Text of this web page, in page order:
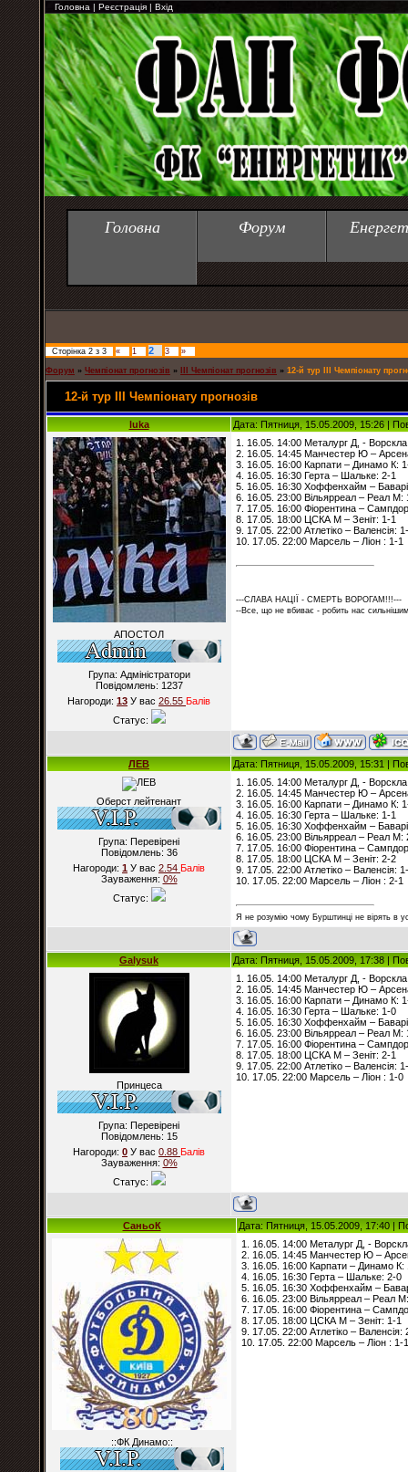
Головна | Реєстрація | Вхід
Головна Форум
Сторінка 2 з 3 « 1 2 3 »
Форум » Чемпіонат прогнозів » ІІІ Чемпіонат прогнозів » 12-й тур ІІІ Чемпіонату
12-й тур ІІІ Чемпіонату прогнозів
luka Дата: Пятниця, 15.05.2009, 15:26 |
АПОСТОЛ
Група: Адміністратори
Повідомлень: 1237
Нагороди: 13 У вас 26.55 Балiв
Статус:
1. 16.05. 14:00 Металург Д, -
2. 16.05. 14:45 Манчестер Ю –
3. 16.05. 16:00 Карпати – Динамо К:
4. 16.05. 16:30 Герта – Шальке: 2-1
5. 16.05. 16:30 Хоффенхайм –
6. 16.05. 23:00 Вільярреал – Реал М:
7. 17.05. 16:00 Фіорентина –
8. 17.05. 18:00 ЦСКА М – Зеніт: 1-1
9. 17.05. 22:00 Атлетіко – Валенсія:
10. 17.05. 22:00 Марсель – Ліон : 1-1
---СЛАВА НАЦІЇ - СМЕРТЬ ВОРОГАМ!!!---
--Все, що не вбиває - робить нас
ЛЕВ Дата: Пятниця, 15.05.2009, 15:31 |
Оберст лейтенант
Група: Перевірені
Повідомлень: 36
Нагороди: 1 У вас 2.54 Балiв
Зауваження: 0%
Статус:
1. 16.05. 14:00 Металург Д, -
2. 16.05. 14:45 Манчестер Ю –
3. 16.05. 16:00 Карпати – Динамо К:
4. 16.05. 16:30 Герта – Шальке: 1-1
5. 16.05. 16:30 Хоффенхайм –
6. 16.05. 23:00 Вільярреал – Реал М:
7. 17.05. 16:00 Фіорентина –
8. 17.05. 18:00 ЦСКА М – Зеніт: 2-2
9. 17.05. 22:00 Атлетіко – Валенсія:
10. 17.05. 22:00 Марсель – Ліон : 2-1
Я не розумію чому Бурштинці не вірять в
Galysuk Дата: Пятниця, 15.05.2009, 17:38 |
Принцеса
Група: Перевірені
Повідомлень: 15
Нагороди: 0 У вас 0.88 Балiв
Зауваження: 0%
Статус:
1. 16.05. 14:00 Металург Д, -
2. 16.05. 14:45 Манчестер Ю –
3. 16.05. 16:00 Карпати – Динамо К:
4. 16.05. 16:30 Герта – Шальке: 1-0
5. 16.05. 16:30 Хоффенхайм –
6. 16.05. 23:00 Вільярреал – Реал М:
7. 17.05. 16:00 Фіорентина –
8. 17.05. 18:00 ЦСКА М – Зеніт: 2-1
9. 17.05. 22:00 Атлетіко – Валенсія:
10. 17.05. 22:00 Марсель – Ліон : 1-0
СаньоК Дата: Пятниця, 15.05.2009, 17:40 |
::ФК Динамо::
1. 16.05. 14:00 Металург Д, -
2. 16.05. 14:45 Манчестер Ю –
3. 16.05. 16:00 Карпати – Динамо К:
4. 16.05. 16:30 Герта – Шальке: 2-0
5. 16.05. 16:30 Хоффенхайм –
6. 16.05. 23:00 Вільярреал – Реал
7. 17.05. 16:00 Фіорентина –
8. 17.05. 18:00 ЦСКА М – Зеніт: 1-1
9. 17.05. 22:00 Атлетіко – Валенсія:
10. 17.05. 22:00 Марсель – Ліон : 1-1